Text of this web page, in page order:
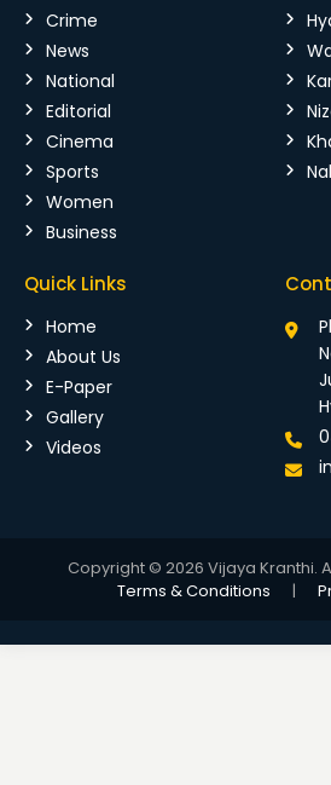
Crime
News
National
Editorial
Cinema
Sports
Women
Business
Quick Links
Home
About Us
E-Paper
Gallery
Videos
Copyright © 2026 Vijaya Kranthi.
Terms & Conditions
|